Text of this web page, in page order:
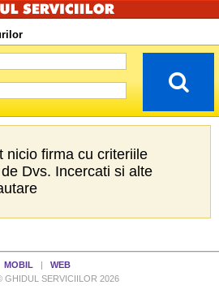
nicio firma cu criteriile
Dvs. Incercati si alte
MOBIL
WEB
GHIDUL SERVICIILOR 2026